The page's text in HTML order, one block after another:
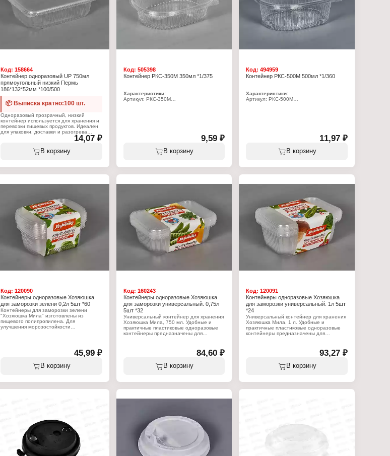
Код:158664
Контейнер одноразовый UP 750мл
прямоугольный низкий Пермь
186*132*52мм *100/500
📦 Выписка кратно:100 шт.
Одноразовый прозрачный, низкий
контейнер используется для хранения и
перевозки пищевых продуктов. Идеален
для упаковки, доставки и разогрева
вторых блюд, также используется для
фасовки полуфабрикатов, салатов,
замороженных овощей. Используются в
торговле и в быту. Объем контейнера
Характеристики:
14,07 ₽
В корзину
Код: 505398
Контейнер РКС-350М 350мл *1/375
Характеристики:
Артикул: РКС-350М
9,59 ₽
В корзину
Код:494959
Контейнер РКС-500М 500мл *1/360
Характеристики:
Артикул: РКС-500М
11,97 ₽
В корзину
Код:120090
Контейнеры одноразовые Хозяюшка
для заморозки зелени 0,2л 5шт *60
Контейнеры для заморозки зелени
"Хозяюшка Мила" изготовлены из
пищевого полипропилена. Для
улучшения морозостойкости
30°С, поэтому не рекомендуется
повторно использовать контейнеры и
плотно прилегает к контейнеру,
исключая проникновение посторонних
Количество: 5 шт
45,99 ₽
В корзину
Код: 160243
Контейнеры одноразовые Хозяюшка
для заморозки универсальный. 0,75л
5шт *32
Универсальный контейнер для хранения
Хозяюшка Мила, 750 мл. Удобные и
практичные пластиковые одноразовые
контейнеры предназначены для
контейнеру, благодаря чему продукты не
пропитываются посторонними запахами.
Артикул: 9047
Тип товара: Контейнер пищевой
Вариация: Универсальный
84,60 ₽
В корзину
Код:120091
Контейнеры одноразовые Хозяюшка
для заморозки универсальный. 1л 5шт
*24
Универсальный контейнер для хранения
Хозяюшка Мила, 1 л. Удобные и
практичные пластиковые одноразовые
контейнеры предназначены для
контейнеру, благодаря чему продукты не
пропитываются посторонними запахами.
Артикул: 9044
Тип товара: Контейнер пищевой
93,27 ₽
В корзину